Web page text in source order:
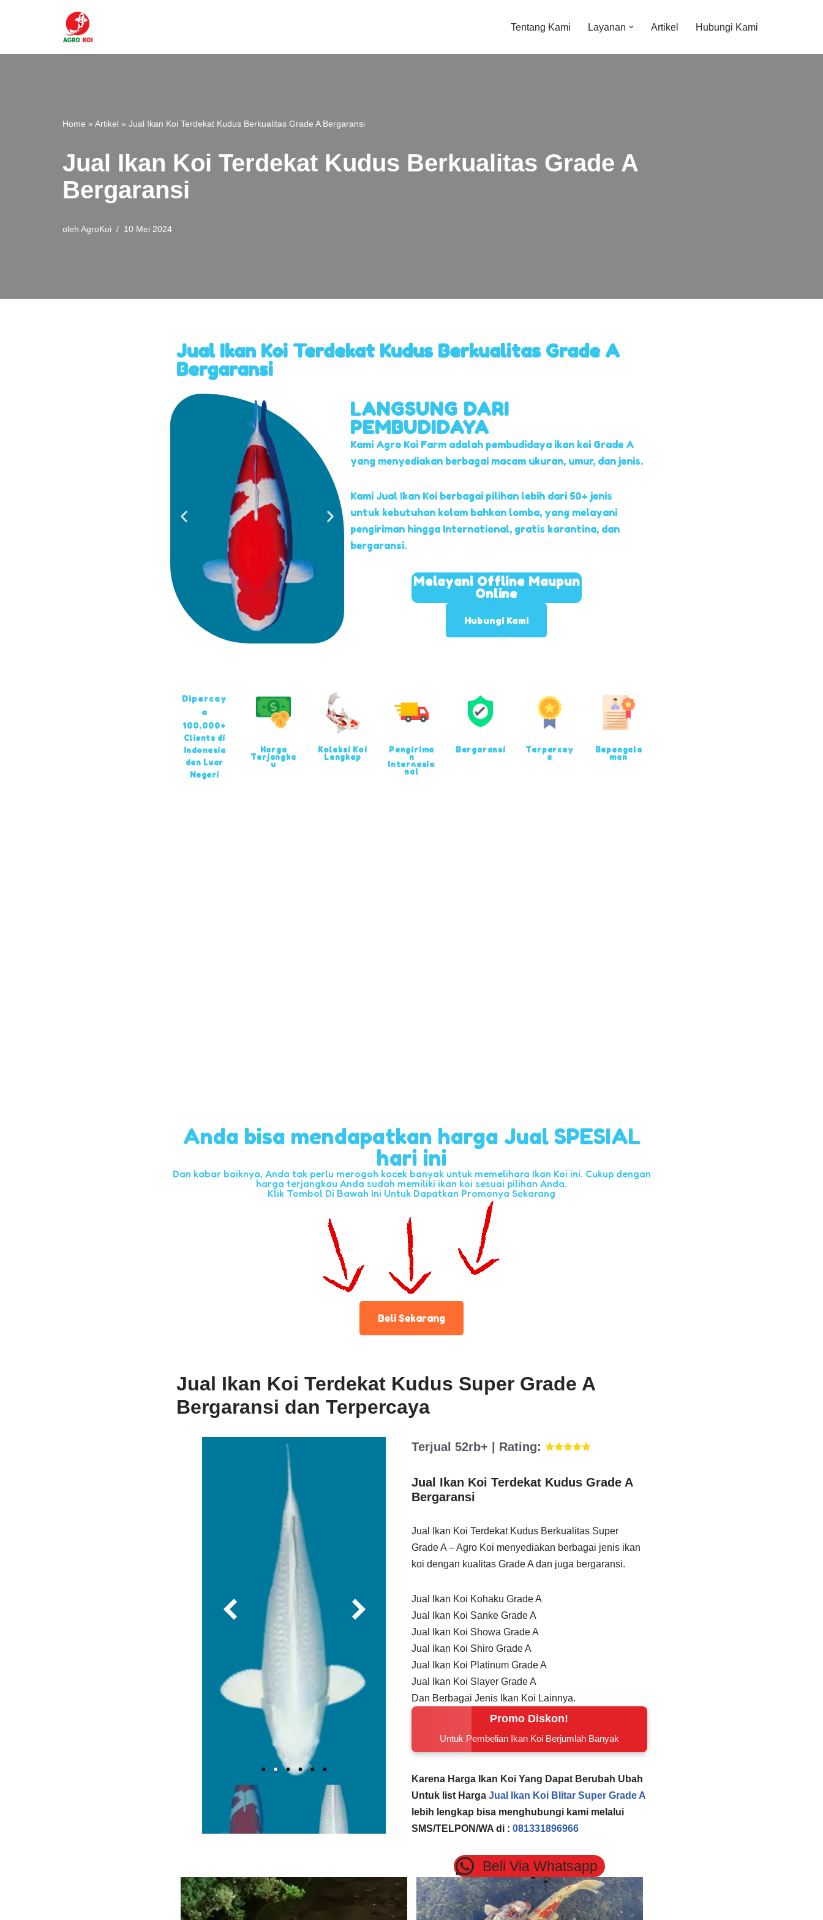
Tentang Kami Layanan Artikel Hubungi Kami
Home » Artikel » Jual Ikan Koi Terdekat Kudus Berkualitas Grade A Bergaransi
Jual Ikan Koi Terdekat Kudus Berkualitas Grade A
Bergaransi
oleh AgroKoi 10 Mei 2024
Jual Ikan Koi Terdekat Kudus Berkualitas Grade A
Bergaransi
LANGSUNG DARI
PEMBUDIDAYA
Kami Agro Koi Farm adalah pembudidaya ikan koi Grade A
yang menyediakan berbagai macam ukuran, umur, dan jenis.
Kami Jual Ikan Koi berbagai pilihan lebih dari 50+ jenis
untuk kebutuhan kolam bahkan lomba, yang melayani
pengiriman hingga International, gratis karantina, dan
bergaransi.
Melayani Offline Maupun
Online
Hubungi Kami
Dipercay
a
100.000+
Clients di
Indonesia
dan Luar
Negeri
Harga
Terjangka
u
Koleksi Koi
Lengkap
Pengirima
n
Internasio
nal
Bergaransi
Terpercay
a
Bepengala
man
Anda bisa mendapatkan harga Jual SPESIAL
hari ini
Dan kabar baiknya, Anda tak perlu merogoh kocek banyak untuk memelihara Ikan Koi ini. Cukup dengan
harga terjangkau Anda sudah memiliki ikan koi sesuai pilihan Anda.
Klik Tombol Di Bawah Ini Untuk Dapatkan Promonya Sekarang
Beli Sekarang
Jual Ikan Koi Terdekat Kudus Super Grade A
Bergaransi dan Terpercaya
Terjual 52rb+ | Rating:
Jual Ikan Koi Terdekat Kudus Grade A
Bergaransi
Jual Ikan Koi Terdekat Kudus Berkualitas Super
Grade A – Agro Koi menyediakan berbagai jenis ikan
koi dengan kualitas Grade A dan juga bergaransi.
Jual Ikan Koi Kohaku Grade A
Jual Ikan Koi Sanke Grade A
Jual Ikan Koi Showa Grade A
Jual Ikan Koi Shiro Grade A
Jual Ikan Koi Platinum Grade A
Jual Ikan Koi Slayer Grade A
Dan Berbagai Jenis Ikan Koi Lainnya.
Promo Diskon!
Untuk Pembelian Ikan Koi Berjumlah Banyak
Karena Harga Ikan Koi Yang Dapat Berubah Ubah
Untuk list Harga Jual Ikan Koi Blitar Super Grade A
lebih lengkap bisa menghubungi kami melalui
SMS/TELPON/WA di : 081331896966
Beli Via Whatsapp